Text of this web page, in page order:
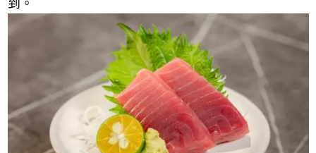
到。